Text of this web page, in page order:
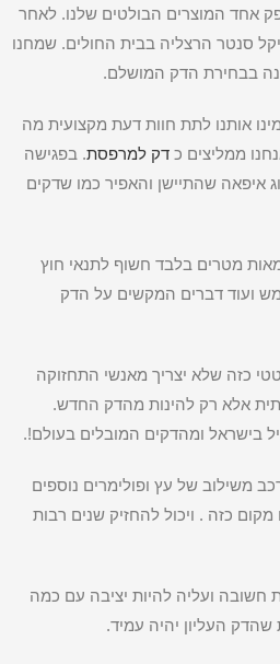
אחד המוצרים הבולטים שלנו. לאחר
סנטר הרצליה בבית החולים. שמחנו
בבחירת הדק המושלם.
אותנו לתת חוות דעת מקצועית מה
ממליצים כ דק למרפסת. בפגישה
איפאה שהתיישן והאפיר כמו שדקים
מטרים בלבד חשוף לתנאי חוץ
ועוד דברים המקשים על הדק
כזה שלא יצריך מאנשי התחזוקה
אלא רק להינות מהדק החדש.
בישראל ומהדקים המובלים בעולם!.
משילוב של עץ ופולימרים נוספים
כזה . ויכול להחזיק שנים רבות
חשובה ועליה להיות יציבה עם כמה
שהדק העליון יהיה עמיד.